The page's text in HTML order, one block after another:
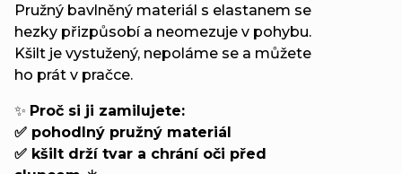
Pružný bavlněný materiál s elastanem se
hezky přizpůsobí a neomezuje v pohybu.
Kšilt je vystužený, nepoláme se a můžete
ho prát v pračce.
✨ Proč si ji zamilujete:
✅ pohodlný pružný materiál
✅ kšilt drží tvar a chrání oči před